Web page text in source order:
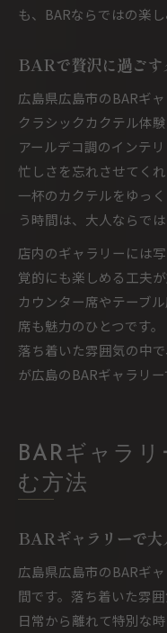
も、BARならではの楽し
BARで贅沢に過ごす
広島県広島市のBARギ
クラシックカクテル体験
アールデコ調のインテ
忙しさを忘れさせてく
一杯のカクテルをゆっ
う時間は、大人ならでは
店内のギャラリーには
覚的にも楽しめる工夫が
カウンター席やテーブ
席も魅力のひとつです。
落ち着いた雰囲気の中で
が広島のBARギャラリー
BARギャラリ
む方法
BARギャラリーで大
広島県広島市のBARギ
間です。落ち着いた雰
日常から離れて特別な